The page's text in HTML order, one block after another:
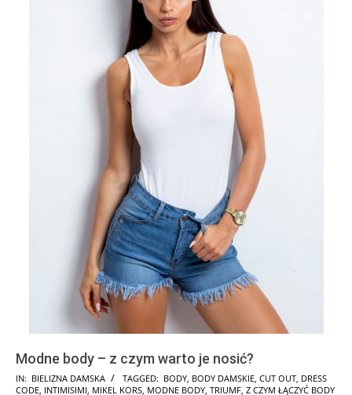
Modne body – z czym warto je nosić?
2025-
IN: BIELIZNA DAMSKA TAGGED: BODY, BODY DAMSKIE, CUT OUT, DRESS
CODE, INTIMISIMI, MIKEL KORS, MODNE BODY, TRIUMF, Z CZYM ŁĄCZYĆ BODY